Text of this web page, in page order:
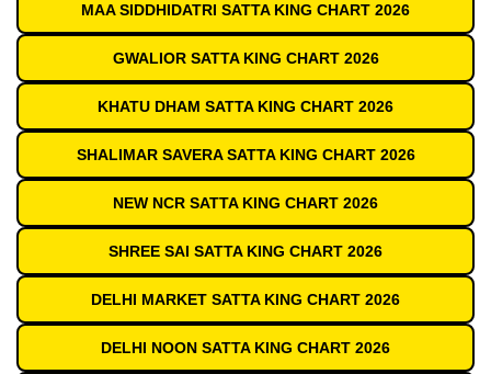
MAA SIDDHIDATRI SATTA KING CHART 2026
GWALIOR SATTA KING CHART 2026
KHATU DHAM SATTA KING CHART 2026
SHALIMAR SAVERA SATTA KING CHART 2026
NEW NCR SATTA KING CHART 2026
SHREE SAI SATTA KING CHART 2026
DELHI MARKET SATTA KING CHART 2026
DELHI NOON SATTA KING CHART 2026